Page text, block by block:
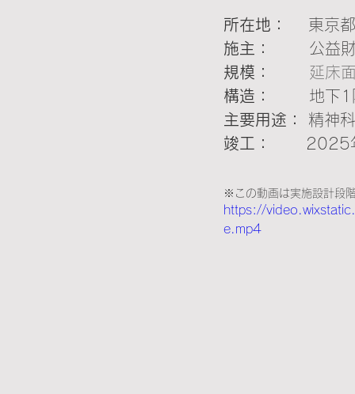
所在地： 東京
施主： 公益
規模： 延床
構造： 地下1
主要用途： 精神
竣工： 2025
※この動画は実施設計段
https://
e.mp4